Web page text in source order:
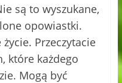
są to wyszukane,
opowiastki.
Przeczytacie
które każdego
Mogą być